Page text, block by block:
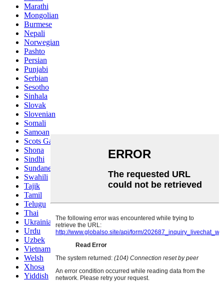
Marathi
Mongolian
Burmese
Nepali
Norwegian
Pashto
Persian
Punjabi
Serbian
Sesotho
Sinhala
Slovak
Slovenian
Somali
Samoan
Scots Gaelic
Shona
Sindhi
Sundanese
Swahili
Tajik
Tamil
Telugu
Thai
Ukrainian
Urdu
Uzbek
Vietnamese
Welsh
Xhosa
Yiddish